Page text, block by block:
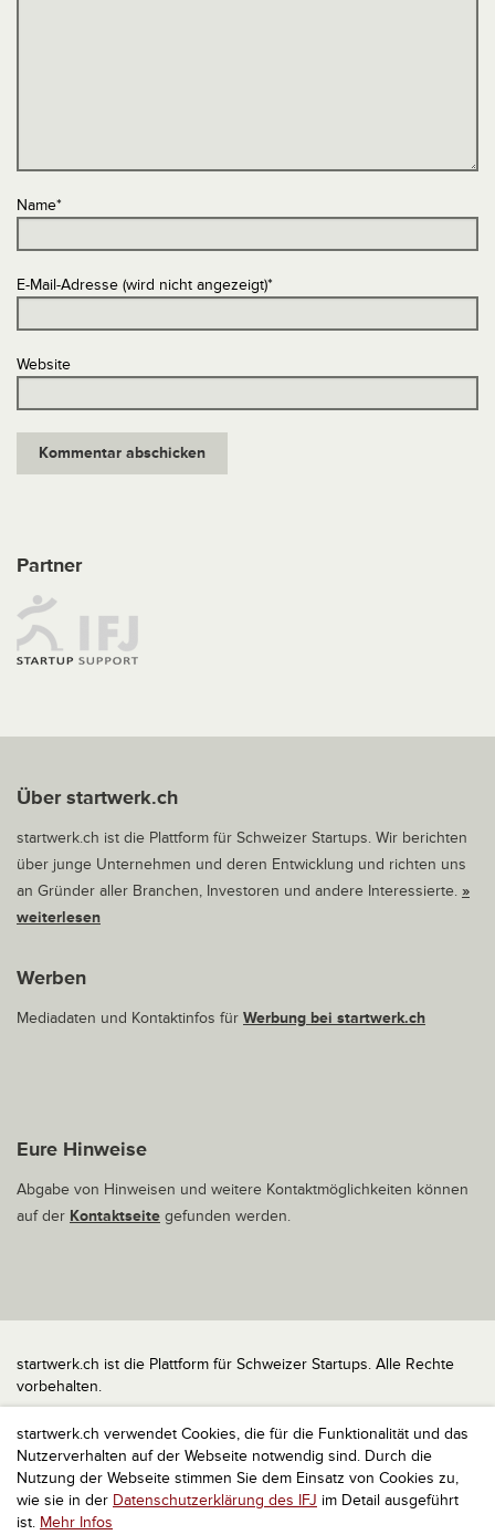
startwerk.ch verwendet Cookies, die für die Funktionalität und das
Nutzerverhalten auf der Webseite notwendig sind. Durch die
Nutzung der Webseite stimmen Sie dem Einsatz von Cookies zu,
wie sie in der Datenschutzerklärung des IFJ im Detail ausgeführt
ist. Mehr Infos
Name*
E-Mail-Adresse (wird nicht angezeigt)*
Website
Partner
Über startwerk.ch
startwerk.ch ist die Plattform für Schweizer Startups. Wir berichten
über junge Unternehmen und deren Entwicklung und richten uns
an Gründer aller Branchen, Investoren und andere Interessierte. »
weiterlesen
Werben
Mediadaten und Kontaktinfos für Werbung bei startwerk.ch
Eure Hinweise
Abgabe von Hinweisen und weitere Kontaktmöglichkeiten können
auf der Kontaktseite gefunden werden.
startwerk.ch ist die Plattform für Schweizer Startups. Alle Rechte
vorbehalten.
Impressum
Kontakt
nach oben